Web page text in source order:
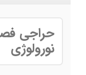
حراجی
نورولوژی